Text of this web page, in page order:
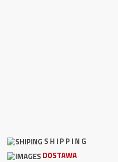
S H I P P I N G
DOSTAWA